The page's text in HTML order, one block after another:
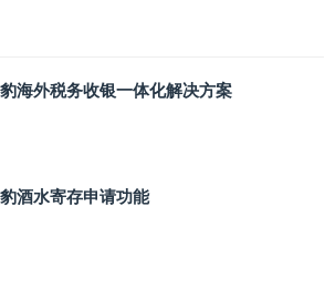
海外税务收银一体化解决方案
酒水寄存申请功能